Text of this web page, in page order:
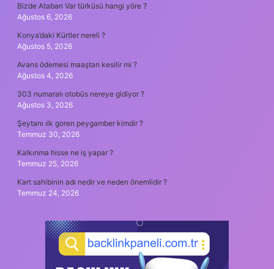
Bizde Atabarı Var türküsü hangi yöre ?
Ağustos 6, 2026
Konya’daki Kürtler nereli ?
Ağustos 5, 2026
Avans ödemesi maaştan kesilir mi ?
Ağustos 4, 2026
303 numaralı otobüs nereye gidiyor ?
Ağustos 3, 2026
Şeytanı ılk goren peygamber kimdir ?
Temmuz 30, 2026
Kalkınma hisse ne iş yapar ?
Temmuz 25, 2026
Kart sahibinin adı nedir ve neden önemlidir ?
Temmuz 24, 2026